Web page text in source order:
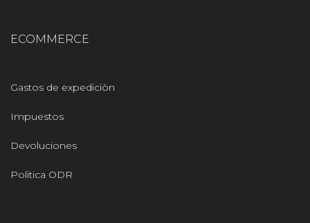
ECOMMERCE
Gastos de expediciòn
Impuestos
Devoluciones
Politica ODR